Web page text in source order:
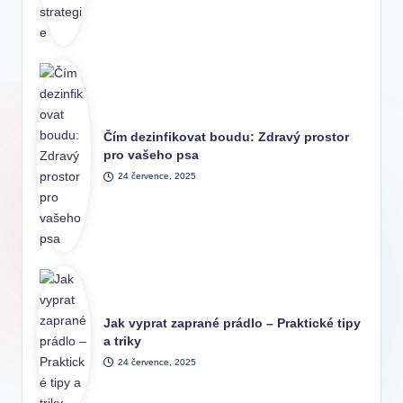
Čím dezinfikovat boudu: Zdravý prostor
pro vašeho psa
24 července, 2025
Jak vyprat zaprané prádlo – Praktické tipy
a triky
24 července, 2025